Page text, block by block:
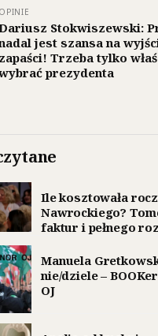
OPINIE
Stokwiszewski:
jest szansa na
zapaści! Trzeba tylko
prezydenta
Ile kosztowała
Nawrockiego?
faktur i pełnego
Manuela
nie/dziele –
OJ